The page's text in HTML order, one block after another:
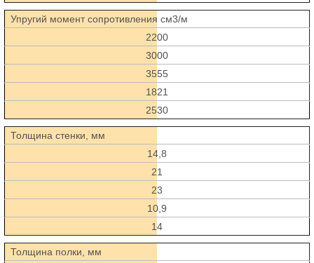
Упругий момент сопротивления см3/м
2200
3000
3555
1821
2530
Толщина стенки, мм
14,8
21
23
10,9
14
Толщина полки, мм